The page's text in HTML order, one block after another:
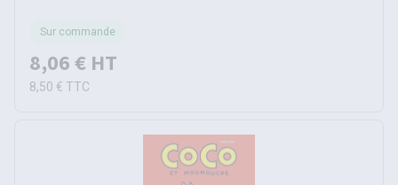
Sur commande
8,06 € HT
8,50 € TTC